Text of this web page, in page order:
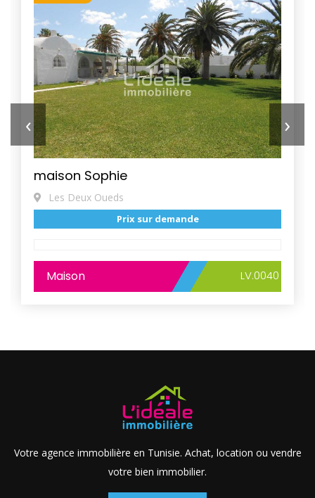
maison Sophie
Les Deux Oueds
Prix sur demande
Maison LV.0040
‹ ›
Votre agence immobilière en Tunisie. Achat, location ou vendre
votre bien immobilier.